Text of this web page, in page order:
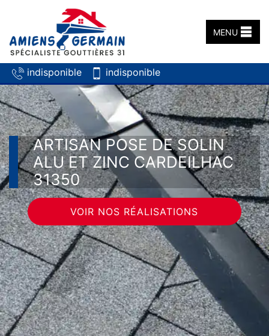
indisponible indisponible
MENU
ARTISAN POSE DE SOLIN
ALU ET ZINC CARDEILHAC
31350
VOIR NOS RÉALISATIONS